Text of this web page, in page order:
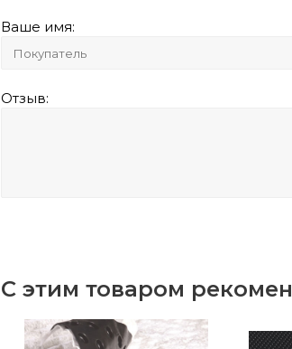
Ваше имя:
Отзыв:
С этим товаром